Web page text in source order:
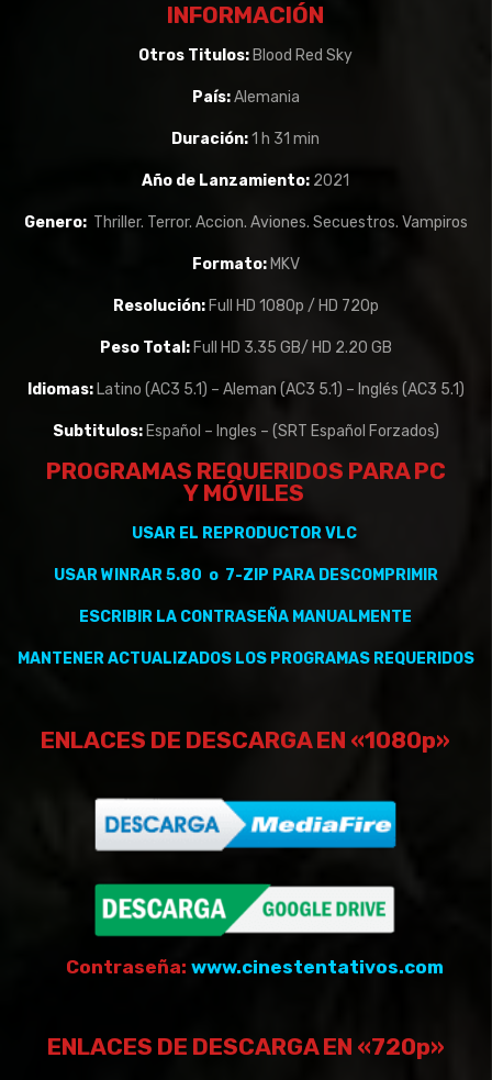
INFORMACIÓN
Otros Titulos: Blood Red Sky
País:Alemania
Duración:1 h 31 min
Año de Lanzamiento: 2021
Genero: Thriller. Terror. Accion. Aviones. Secuestros. Vampiros
Formato: MKV
Resolución: Full HD 1080p / HD 720p
Peso Total:Full HD 3.35 GB/ HD 2.20 GB
Idiomas:Latino (AC3 5.1) – Aleman (AC3 5.1) – Inglés (AC3 5.1)
Subtitulos: Español – Ingles – (SRT Español Forzados)
PROGRAMAS REQUERIDOS PARA PC
Y MÓVILES
USAR EL REPRODUCTOR VLC
USAR WINRAR 5.80 o 7-ZIP PARA DESCOMPRIMIR
ESCRIBIR LA CONTRASEÑA MANUALMENTE
MANTENERACTUALIZADOSLOS PROGRAMAS REQUERIDOS
ENLACES DE DESCARGA EN «1080p»
Contraseña: www.cinestentativos.com
ENLACES DE DESCARGA EN «720p»